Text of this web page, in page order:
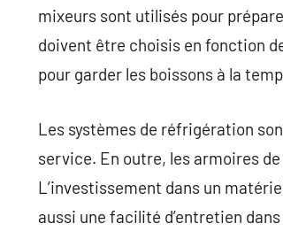
mixeurs sont utilisés pour
doivent être choisis en fonction
pour garder les boissons à la
Les systèmes de réfrigération
service. En outre, les armoires
L’investissement dans un
aussi une facilité d’entretien